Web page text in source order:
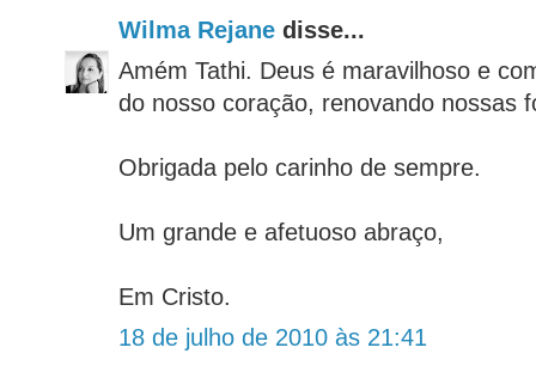
Wilma Rejane disse...
Amém Tathi. Deus é maravilhoso e
do nosso coração, renovando nossas
Obrigada pelo carinho de sempre.
Um grande e afetuoso abraço,
Em Cristo.
18 de julho de 2010 às 21:41